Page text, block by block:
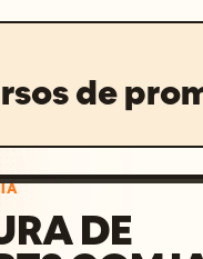
de
IA
DE